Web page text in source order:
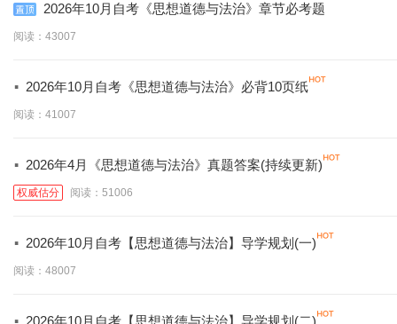
2026年10月自考《思想道德与法治》章节必考题
阅读：43007
· 2026年10月自考《思想道德与法治》必背10页纸
阅读：41007
· 2026年4月《思想道德与法治》真题答案(持续更新)
权威估分 阅读：51006
· 2026年10月自考【思想道德与法治】导学规划(一)
阅读：48007